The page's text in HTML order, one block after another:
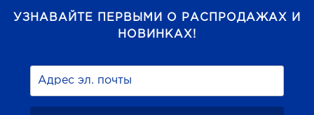
УЗНАВАЙТЕ ПЕРВЫМИ О РАСПРОДАЖАХ И
НОВИНКАХ!